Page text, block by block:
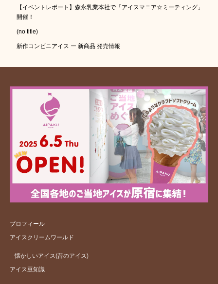
【イベントレポート】森永乳業本社で「アイスマニア☆ミーティング」
開催！
(no title)
新作コンビニアイス ー 新商品 発売情報
プロフィール
アイスクリームワールド
懐かしいアイス(昔のアイス)
アイス豆知識